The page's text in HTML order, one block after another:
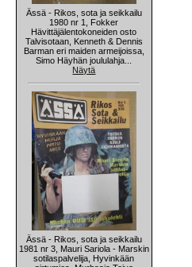
Ässä - Rikos, sota ja seikkailu
1980 nr 1, Fokker
Hävittäjälentokoneiden osto
Talvisotaan, Kenneth & Dennis
Barman eri maiden armeijoissa,
Simo Häyhän joululahja...
Näytä
Ässä - Rikos, sota ja seikkailu
1981 nr 3, Mauri Sariola - Marskin
sotilaspalvelija, Hyvinkään